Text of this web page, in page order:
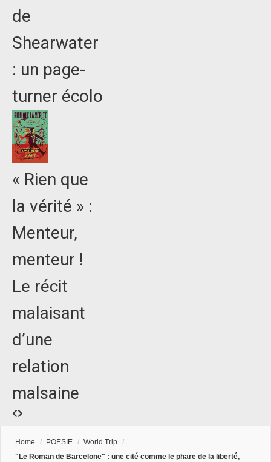
de
Shearwater
: un page-
turner écolo
« Rien que
la vérité » :
Menteur,
menteur !
Le récit
malaisant
d’une
relation
malsaine
Home / POESIE / World Trip /
"Le Roman de Barcelone" : une cité comme le phare de la liberté,